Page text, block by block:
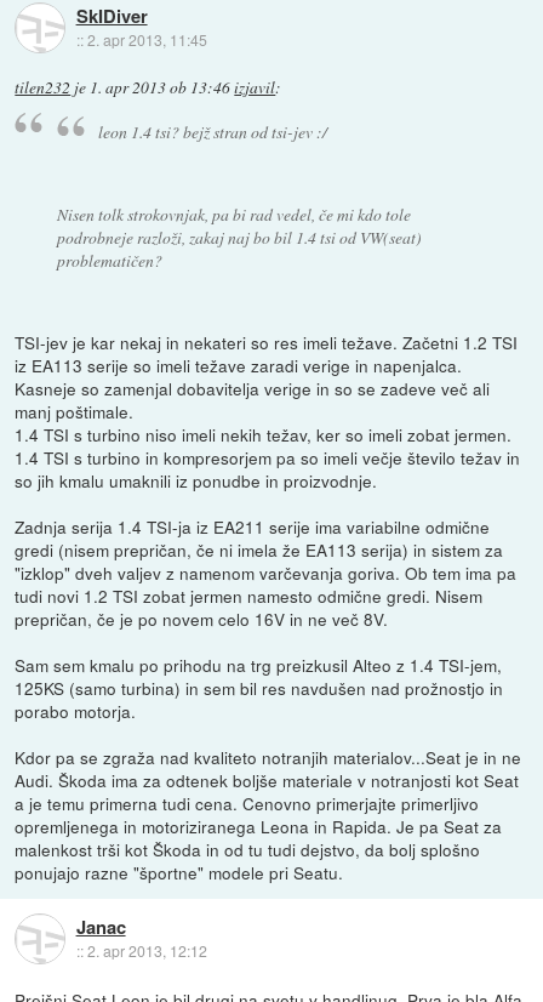
SkIDiver
::2. apr 2013, 11:45
tilen232 je 1. apr 2013 ob 13:46izjavil:
leon 1.4 tsi? bejž stran od tsi-jev :/
Nisen tolk strokovnjak, pa bi rad vedel, če mi kdo tole
podrobneje razloži, zakaj naj bo bil 1.4 tsi od VW(seat)
problematičen?
TSI-jev je kar nekaj in nekateri so res imeli težave. Začetni 1.2 TSI
iz EA113 serije so imeli težave zaradi verige in napenjalca.
Kasneje so zamenjal dobavitelja verige in so se zadeve več ali
manj poštimale.
1.4 TSI s turbino niso imeli nekih težav, ker so imeli zobat jermen.
1.4 TSI s turbino in kompresorjem pa so imeli večje število težav in
so jih kmalu umaknili iz ponudbe in proizvodnje.
Zadnja serija 1.4 TSI-ja iz EA211 serije ima variabilne odmične
gredi (nisem prepričan, če ni imela že EA113 serija) in sistem za
"izklop" dveh valjev z namenom varčevanja goriva. Ob tem ima pa
tudi novi 1.2 TSI zobat jermen namesto odmične gredi. Nisem
prepričan, če je po novem celo 16V in ne več 8V.
Sam sem kmalu po prihodu na trg preizkusil Alteo z 1.4 TSI-jem,
125KS (samo turbina) in sem bil res navdušen nad prožnostjo in
porabo motorja.
Kdor pa se zgraža nad kvaliteto notranjih materialov...Seat je in ne
Audi. Škoda ima za odtenek boljše materiale v notranjosti kot Seat
a je temu primerna tudi cena. Cenovno primerjajte primerljivo
opremljenega in motoriziranega Leona in Rapida. Je pa Seat za
malenkost trši kot Škoda in od tu tudi dejstvo, da bolj splošno
ponujajo razne "športne" modele pri Seatu.
Janac
::2. apr 2013, 12:12